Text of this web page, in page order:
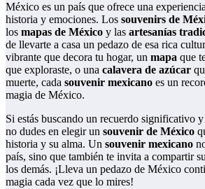
México es un país que ofrece una
historia y emociones. Los souvenirs de
los mapas de México y las artesanías
de llevarte a casa un pedazo de esa rica
vibrante que decora tu hogar, un mapa que
que exploraste, o una calavera de azúcar
muerte, cada souvenir mexicano es un
magia de México.
Si estás buscando un recuerdo significativo
no dudes en elegir un souvenir de México
historia y su alma. Un souvenir mexicano
país, sino que también te invita a compartir
los demás. ¡Lleva un pedazo de México
magia cada vez que lo mires!